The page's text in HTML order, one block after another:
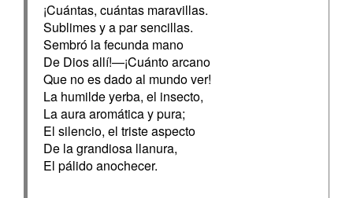
¡Cuántas, cuántas maravillas.
Sublimes y a par sencillas.
Sembró la fecunda mano
De Dios allí!—¡Cuánto arcano
Que no es dado al mundo ver!
La humilde yerba, el insecto,
La aura aromática y pura;
El silencio, el triste aspecto
De la grandiosa llanura,
El pálido anochecer.